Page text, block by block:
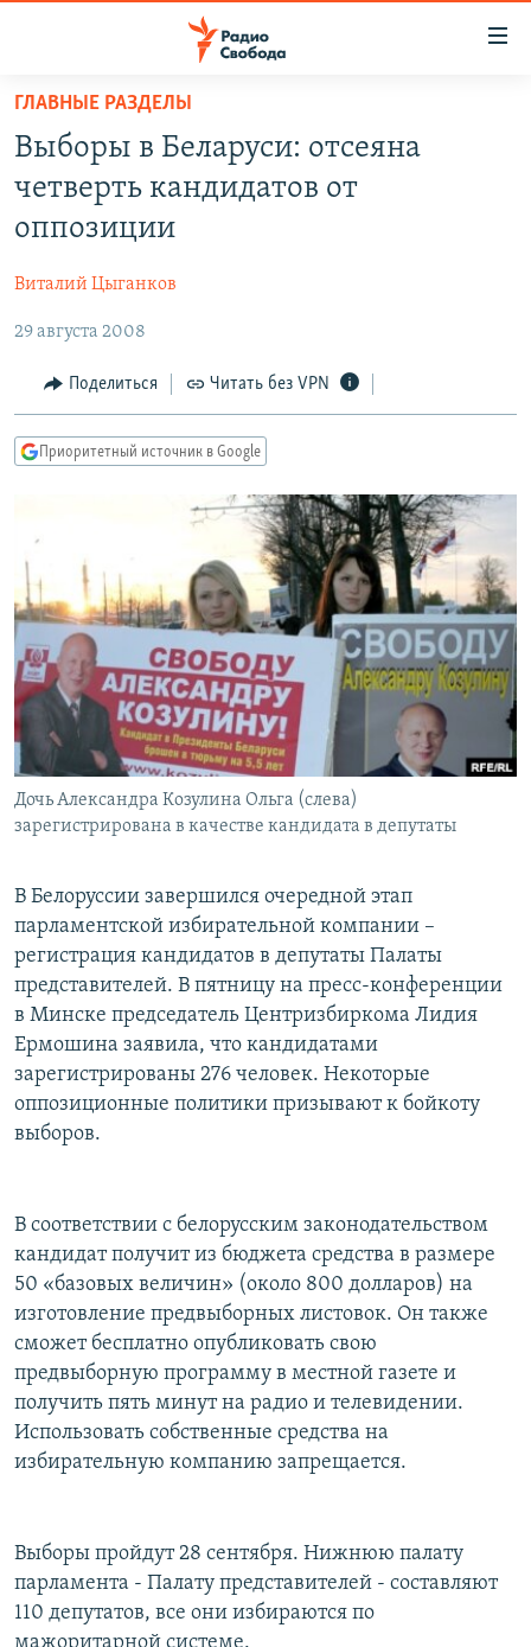
упрощенного
доступа
основному
Вернутся
навигации
Вернутся
поиску
ПРОГРАММЫ
ПОДКАСТЫ
АВТОРСКИЕ ПРОЕКТЫ
МНЕНИЯ
КУЛЬТУРА
IDEL.РЕАЛИИ
СЕВЕР.РЕАЛИИ
ПОДПИШИТЕСЬ НА РАССЫЛКУ
СОЦИАЛЬНЫЕ СЕТИ
Все сайты РСЕ/РС
ГЛАВНЫЕ РАЗДЕЛЫ
Выборы в Беларуси: отсеяна
четверть кандидатов от
оппозиции
Виталий Цыганков
29 августа 2008
Поделиться Читать без VPN
Приоритетный источник в Google
Дочь Александра Козулина Ольга (слева)
зарегистрирована в качестве кандидата в депутаты
В Белоруссии завершился очередной этап
парламентской избирательной компании –
регистрация кандидатов в депутаты Палаты
представителей. В пятницу на пресс-конференции
в Минске председатель Центризбиркома Лидия
Ермошина заявила, что кандидатами
зарегистрированы 276 человек. Некоторые
оппозиционные политики призывают к бойкоту
выборов.
В соответствии с белорусским законодательством
кандидат получит из бюджета средства в размере
50 «базовых величин» (около 800 долларов) на
изготовление предвыборных листовок. Он также
сможет бесплатно опубликовать свою
предвыборную программу в местной газете и
получить пять минут на радио и телевидении.
Использовать собственные средства на
избирательную компанию запрещается.
Выборы пройдут 28 сентября. Нижнюю палату
парламента - Палату представителей - составляют
110 депутатов, все они избираются по